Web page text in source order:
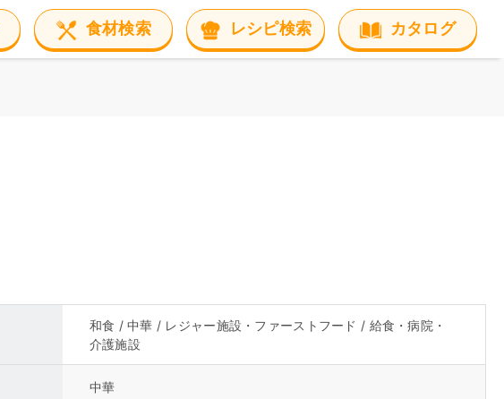
食材検索 レシピ検索 カタログ
和食 / 中華 / レジャー施設・ファーストフード / 給食・病院・
介護施設
中華